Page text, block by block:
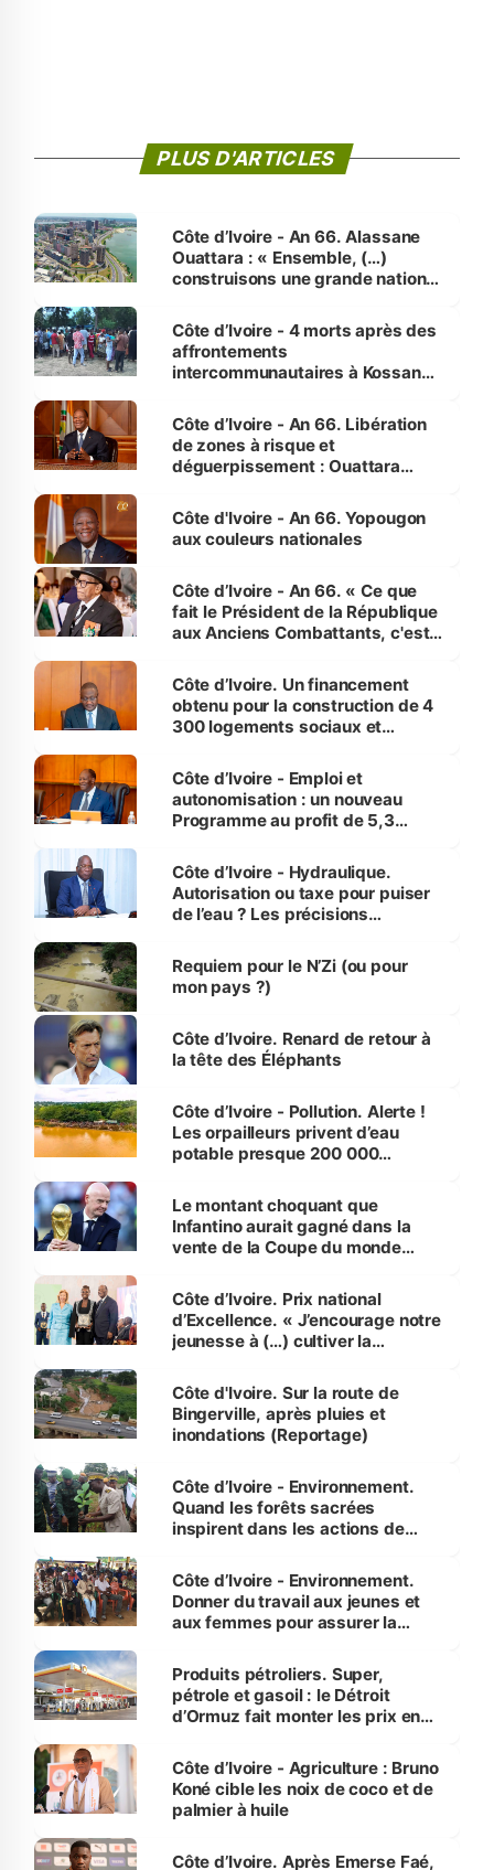
PLUS D'ARTICLES
Côte d’Ivoire - An 66. Alassane
Ouattara : « Ensemble, (…)
construisons une grande nation
générations futures »
Côte d’Ivoire - 4 morts après des
affrontements
intercommunautaires à Kossandji
milieu des sinistrés
Côte d’Ivoire - An 66. Libération
de zones à risque et
déguerpissement : Ouattara
l'Etat de droit pour préserver les
vies humaines »
Côte d'Ivoire - An 66. Yopougon
aux couleurs nationales
Côte d’Ivoire - An 66. « Ce que
fait le Président de la République
aux Anciens Combattants, c'est
Côte d’Ivoire. Un financement
obtenu pour la construction de 4
300 logements sociaux et
et Yamoussoukro
Côte d’Ivoire - Emploi et
autonomisation : un nouveau
Programme au profit de 5,3
Côte d’Ivoire - Hydraulique.
Autorisation ou taxe pour puiser
de l’eau ? Les précisions
Requiem pour le N’Zi (ou pour
mon pays ?)
Côte d’Ivoire. Renard de retour à
la tête des Éléphants
Côte d’Ivoire - Pollution. Alerte !
Les orpailleurs privent d’eau
potable presque 200 000
Le montant choquant que
Infantino aurait gagné dans la
vente de la Coupe du monde
Côte d’Ivoire. Prix national
d’Excellence. « J’encourage notre
jeunesse à (…) cultiver la
(Alassane Ouattara
Côte d'Ivoire. Sur la route de
Bingerville, après pluies et
inondations (Reportage)
Côte d’Ivoire - Environnement.
Quand les forêts sacrées
inspirent dans les actions de
Côte d’Ivoire - Environnement.
Donner du travail aux jeunes et
aux femmes pour assurer la
menacées
Produits pétroliers. Super,
pétrole et gasoil : le Détroit
d’Ormuz fait monter les prix en
Côte d’Ivoire - Agriculture : Bruno
Koné cible les noix de coco et de
palmier à huile
Côte d’Ivoire. Après Emerse Faé,